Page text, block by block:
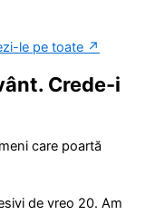
le pe toate ↗
Crede-i
care poartă
de vreo 20. Am